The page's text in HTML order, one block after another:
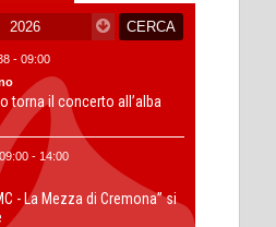
- 09:00
torna il concerto all’alba
- 14:00
- La Mezza di Cremona” si